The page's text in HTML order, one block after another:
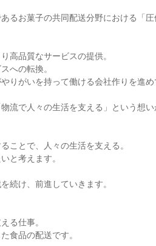
るお菓子の共同配送分野における「圧
高品質なサービスの提供。
への転換。
りがいを持って働ける会社作りを進め
流で人々の生活を支える」という想い
ことで、人々の生活を支える。
と考えます。
続け、前進していきます。
る仕事。
食品の配送です。